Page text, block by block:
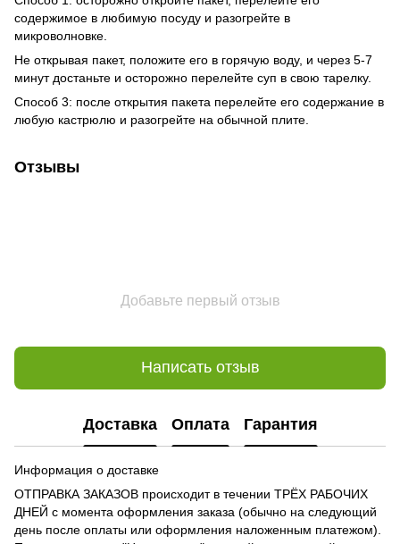
содержимое в любимую посуду и разогрейте в
микроволновке.
Не открывая пакет, положите его в горячую воду, и через 5-7
минут достаньте и осторожно перелейте суп в свою тарелку.
Способ 3: после открытия пакета перелейте его содержание в
любую кастрюлю и разогрейте на обычной плите.
Отзывы
Добавьте первый отзыв
Написать отзыв
Доставка Оплата Гарантия
Информация о доставке
ОТПРАВКА ЗАКАЗОВ происходит в течении ТРЁХ РАБОЧИХ
ДНЕЙ с момента оформления заказа (обычно на следующий
день после оплаты или оформления наложенным платежом).